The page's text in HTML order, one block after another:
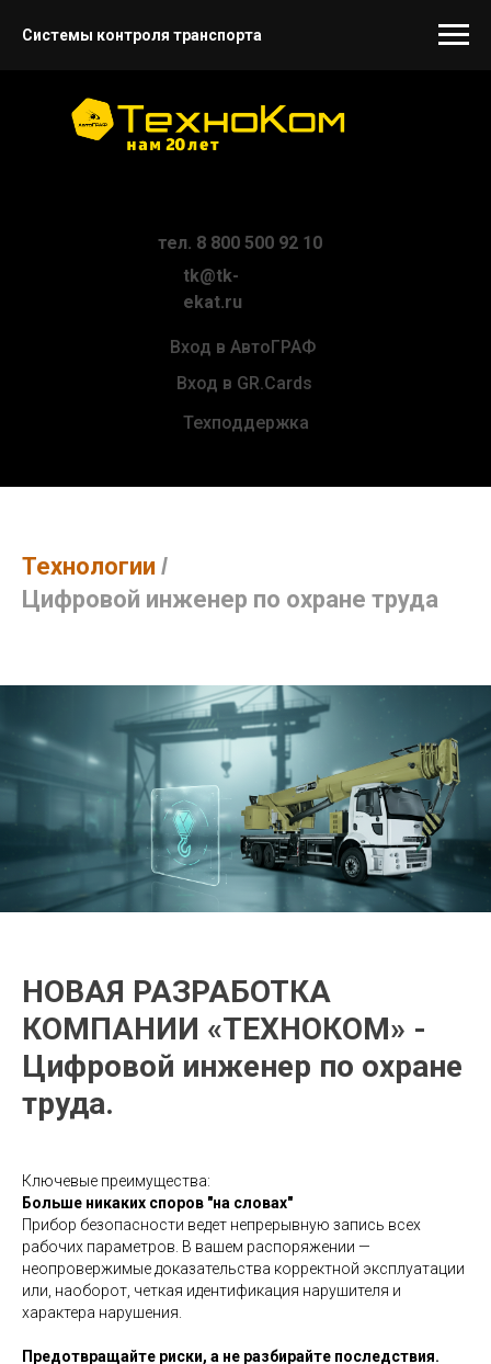
Системы контроля транспорта
tk@tk-
ekat.ru
тел. 8 800 500 92 10
Вход в АвтоГРАФ
Вход в GR.Cards
Техподдержка
Технологии /
Цифровой инженер по охране труда
НОВАЯ РАЗРАБОТКА
КОМПАНИИ «ТЕХНОКОМ» -
Цифровой инженер по охране
труда.
Ключевые преимущества:
Больше никаких споров "на словах"
Прибор безопасности ведет непрерывную запись всех
рабочих параметров. В вашем распоряжении —
неопровержимые доказательства корректной эксплуатации
или, наоборот, четкая идентификация нарушителя и
характера нарушения.
Предотвращайте риски, а не разбирайте последствия.